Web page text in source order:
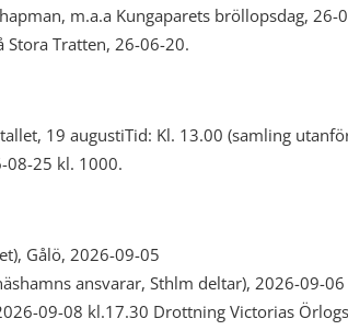
m.a.a Kungaparets bröllopsdag, 26-
Tratten, 26-06-20.
19 augustiTid: Kl. 13.00 (samling
08-25 kl. 1000.
Gålö, 2026-09-05
ansvarar, Sthlm deltar), 2026-09-06
09-08 kl.17.30 Drottning Victorias